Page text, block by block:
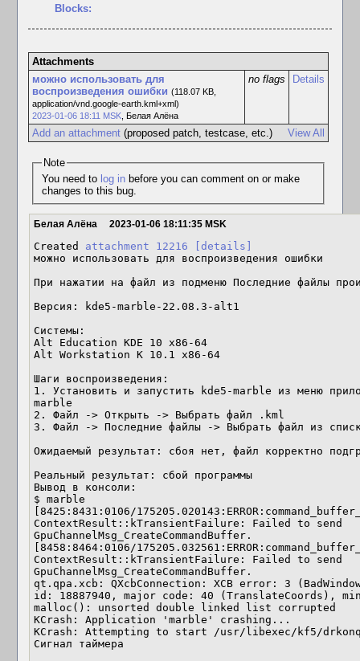
Blocks:
Attachments
можно использовать для
воспроизведения ошибки (118.07 KB,
application/vnd.google-earth.kml+xml)
2023-01-06 18:11 MSK, Белая Алёна
no flags Details
View All
Add an attachment(proposed patch, testcase, etc.)
Note
You need to log inbefore you can comment on or make
changes to this bug.
Белая Алёна 2023-01-06 18:11:35 MSK
Created attachment 12216
[details]
можно использовать для воспроизведения ошибки
При нажатии на файл из подменю Последние файлы
Версия: kde5-marble-22.08.3-alt1
Системы:
Alt Education KDE 10 x86-64
Alt Workstation K 10.1 x86-64
Шаги воспроизведения:
1. Установить и запустить kde5-marble из меню
marble
2. Файл -> Открыть -> Выбрать файл .kml
3. Файл -> Последние файлы -> Выбрать файл из
Ожидаемый результат: сбоя нет, файл корректно
Реальный результат: сбой программы
Вывод в консоли:
$ marble
[8425:8431:0106/
ContextResult::kTransientFailure: Failed to send
GpuChannelMsg_CreateCommandBuffer.
[8458:8464:0106/
ContextResult::kTransientFailure: Failed to send
GpuChannelMsg_CreateCommandBuffer.
qt.qpa.xcb: QXcbConnection: XCB error: 3
id: 18887940, major code: 40 (TranslateCoords),
malloc(): unsorted double linked list corrupted
KCrash: Application 'marble' crashing...
KCrash: Attempting to start /usr/libexec/kf5/
Сигнал таймера